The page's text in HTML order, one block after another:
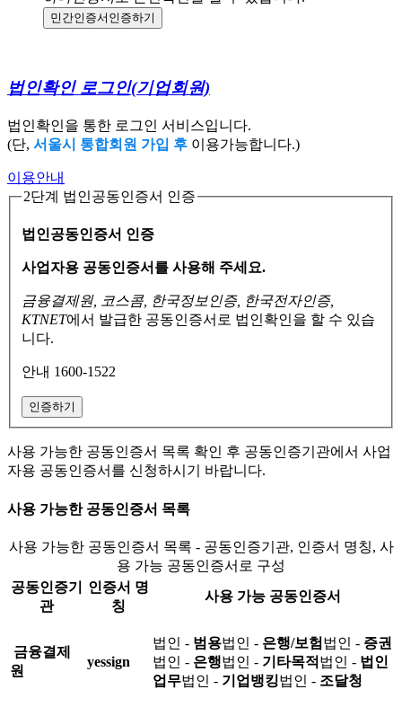
민간인증서 인증하기
법인확인 로그인(기업회원)
법인확인을 통한 로그인 서비스입니다.
(단, 서울시 통합회원 가입 후 이용가능합니다.)
이용안내
2단계 법인공동인증서 인증
법인공동인증서 인증
사업자용 공동인증서를 사용해 주세요.
금융결제원, 코스콤, 한국정보인증, 한국전자인증,
KTNET에서 발급한 공동인증서로 법인확인을 할 수 있습
니다.
안내 1600-1522
인증하기
사용 가능한 공동인증서 목록 확인 후 공동인증기관에서 사업
자용 공동인증서를 신청하시기 바랍니다.
사용 가능한 공동인증서 목록
사용 가능한 공동인증서 목록 - 공동인증기관, 인증서 명칭, 사
용 가능 공동인증서로 구성
공동인증기
관
인증서 명
칭
사용 가능 공동인증서
금융결제
원
yessign
법인 - 범용법인 - 은행/보험 법인 - 증권
법인 - 은행법인 - 기타목적 법인 - 법인
업무법인 - 기업뱅킹법인 - 조달청